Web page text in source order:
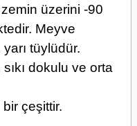
zemin üzerini -90
Meyve
tüylüdür.
dokulu ve orta
çeşittir.